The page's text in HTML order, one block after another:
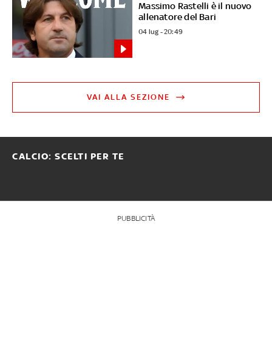
Massimo Rastelli è il nuovo
allenatore del Bari
04 lug - 20:49
VAI ALLA SEZIONE
CALCIO: SCELTI PER TE
PUBBLICITÀ